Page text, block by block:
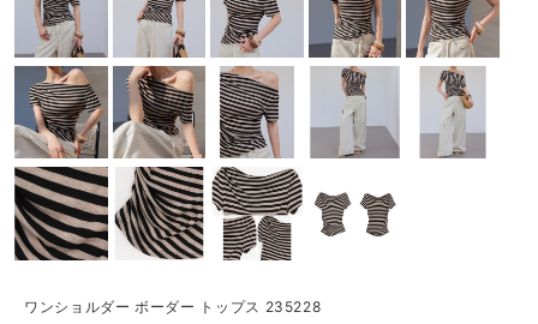
ワンショルダー ボーダー トップス 235228